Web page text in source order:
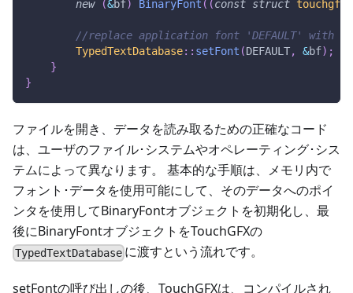
new
(&bf) BinaryFont ( (const struct touchgfx
//replace application font 'DEFAULT' with
TypedTextDatabase:: setFont (DEFAULT, &bf) ;
}
}
ファイルを開き、データを読み取るための正確なコード
は、ユーザのファイル･システムやオペレーティング･シス
テムによって異なります。 基本的な手順は、メモリ内で
フォント･データを使用可能にして、そのデータへのポイ
ンタを使用してBinaryFontオブジェクトを初期化し、最
後にBinaryFontオブジェクトをTouchGFXの
TypedTextDatabase に渡すという流れです。
setFontの呼び出しの後、TouchGFXは、コンパイルされ